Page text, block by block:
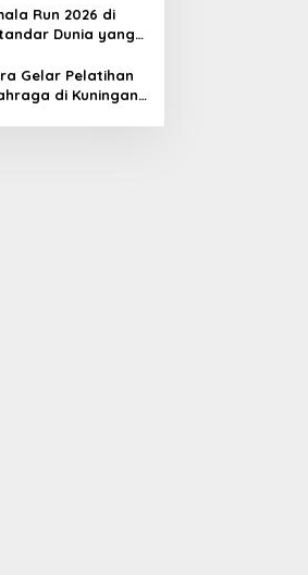
Run 2026 di
Dunia yang
Gelar Pelatihan
di Kuningan